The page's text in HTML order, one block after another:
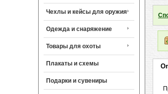
Чехлы и кейсы для оружия
Одежда и снаряжение
Товары для охоты
Плакаты и схемы
Подарки и сувениры